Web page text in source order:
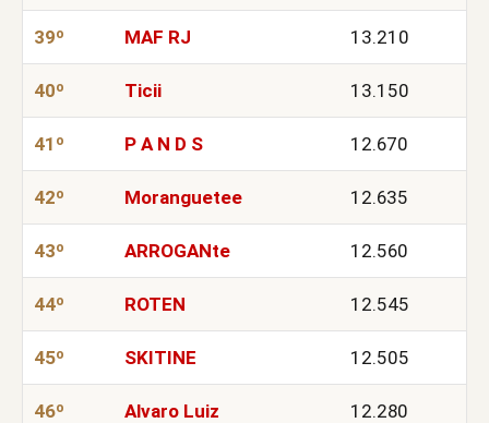
39º MAF RJ 13.210
40º Ticii 13.150
41º P A N D S 12.670
42º Moranguetee 12.635
43º ARROGANte 12.560
44º ROTEN 12.545
45º SKITINE 12.505
46º Alvaro Luiz 12.280